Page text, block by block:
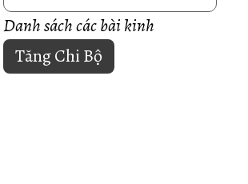
Danh sách các bài kinh
Tăng Chi Bộ